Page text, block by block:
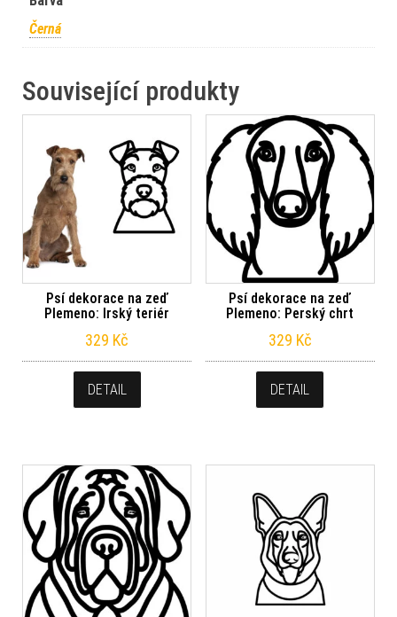
Černá
Související produkty
Psí dekorace na zeď
Plemeno: Irský teriér
329 Kč
DETAIL
Psí dekorace na zeď
Plemeno: Perský chrt
329 Kč
DETAIL